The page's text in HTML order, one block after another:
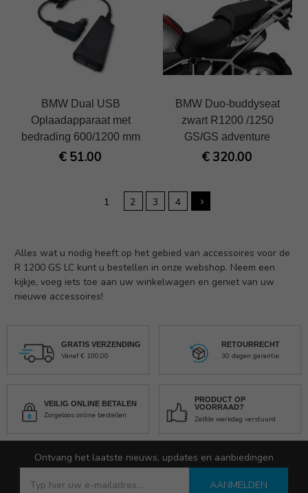
BMW Dual USB
Oplaadapparaat met
bedrading 600/1200 mm
€ 51.00
BMW Duo-buddyseat
zwart R1200 /1250
GS/GS adventure
€ 320.00
1 2 3 4
Alles wat u nodig heeft op het gebied van accessoires voor de
R 1200 GS LC kunt u bestellen in onze webshop. Neem een
kijkje, voeg iets toe aan uw winkelwagen en geniet van uw
nieuwe accessoires!
GRATIS VERZENDING
Vanaf € 100,00
RETOURRECHT
30 dagen garantie
VEILIG ONLINE BETALEN
Zorgeloos online bestellen
PRODUCT OP
VOORRAAD?
Zelfde werkdag verstuurd
Ontvang het laatste nieuws, updates en aanbiedingen
AANMELDEN